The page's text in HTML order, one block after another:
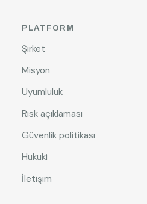
PLATFORM
Şirket
Misyon
Uyumluluk
Risk açıklaması
Güvenlik politikası
Hukuki
İletişim